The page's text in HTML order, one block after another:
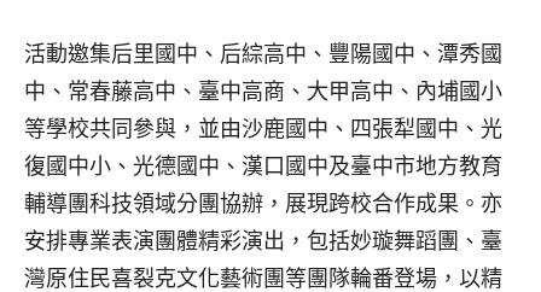
活動邀集后里國中、后綜高中、豐陽國中、潭秀國
中、常春藤高中、臺中高商、大甲高中、內埔國小
等學校共同參與，並由沙鹿國中、四張犁國中、光
復國中小、光德國中、漢口國中及臺中市地方教育
輔導團科技領域分團協辦，展現跨校合作成果。亦
安排專業表演團體精彩演出，包括妙璇舞蹈團、臺
灣原住民喜裂克文化藝術團等團隊輪番登場，以精